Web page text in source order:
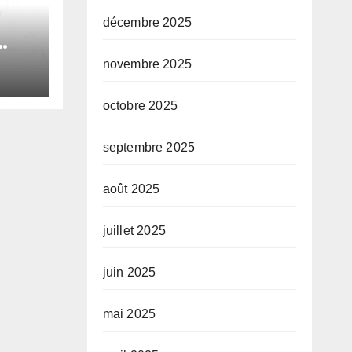
décembre 2025
novembre 2025
octobre 2025
septembre 2025
août 2025
juillet 2025
juin 2025
mai 2025